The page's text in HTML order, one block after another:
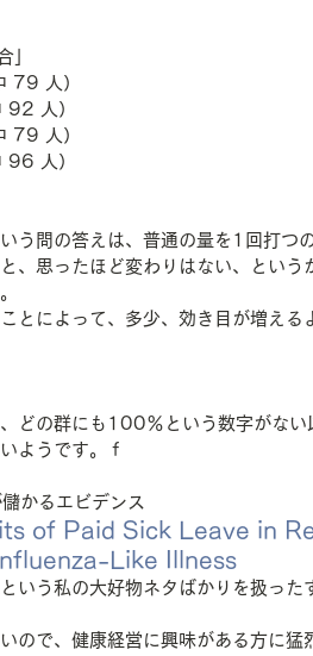
」
79 人）
人）
79 人）
96 人）
う問の答えは、普通の量を1回打つ
、思ったほど変わりはない、とい
とによって、多少、効き目が増える
どの群にも100％という数字がな
ようです。ｆ
かるエビデンス
of Paid Sick Leave in
Like Illness
という私の大好物ネタばかりを扱っ
ので、健康経営に興味がある方に